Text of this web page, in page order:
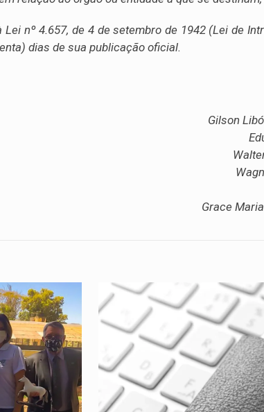
nº 4.657, de 4 de setembro de 1942 (Lei de
dias de sua publicação oficial.
Gilson
Grace